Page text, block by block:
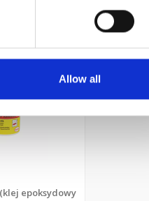
Allow all
(klej epoksydowy